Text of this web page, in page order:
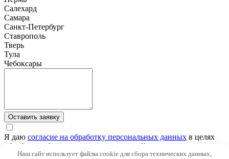
Салехард
Самара
Санкт-Петербург
Ставрополь
Тверь
Тула
Чебоксары
Оставить заявку
Я даю согласие на обработку персональных данных в целях
обработки обращения, предварительной оценки ситуации,
подготовки расчета стоимости юридических услуг и связи со
Наш сайт использует файлы cookie для сбора технических данных,